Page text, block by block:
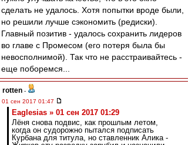
сделать не удалось. Хотя попытки вроде были,
но решили лучше сэкономить (редиски).
Главный позитив - удалось сохранить лидеров
во главе с Промесом (его потеря была бы
невосполнимой). Так что не расстраивайтесь -
еще поборемся...
rotten -
01 сен 2017 01:47
Eaglesias » 01 сен 2017 01:29
Лёня снова подвис, как прошлым летом,
когда он судорожно пытался подписать
Курбана для титула, но ставленник Алика -